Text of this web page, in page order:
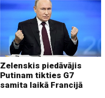
Zelenskis piedāvājis
Putinam tikties G7
samita laikā Francijā